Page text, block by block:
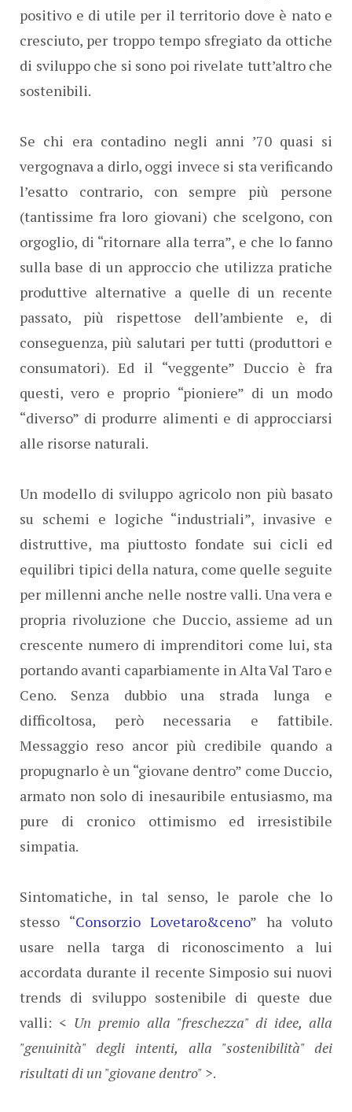
positivo e di utile per il territorio dove è nato e
cresciuto, per troppo tempo sfregiato da ottiche
di sviluppo che si sono poi rivelate tutt’altro che
sostenibili.
Se chi era contadino negli anni ’70 quasi si
vergognava a dirlo, oggi invece si sta verificando
l’esatto contrario, con sempre più persone
(tantissime fra loro giovani) che scelgono, con
orgoglio, di “ritornare alla terra”, e che lo fanno
sulla base di un approccio che utilizza pratiche
produttive alternative a quelle di un recente
passato, più rispettose dell’ambiente e, di
conseguenza, più salutari per tutti (produttori e
consumatori). Ed il “veggente” Duccio è fra
questi, vero e proprio “pioniere” di un modo
“diverso” di produrre alimenti e di approcciarsi
alle risorse naturali.
Un modello di sviluppo agricolo non più basato
su schemi e logiche “industriali”, invasive e
distruttive, ma piuttosto fondate sui cicli ed
equilibri tipici della natura, come quelle seguite
per millenni anche nelle nostre valli. Una vera e
propria rivoluzione che Duccio, assieme ad un
crescente numero di imprenditori come lui, sta
portando avanti caparbiamente in Alta Val Taro e
Ceno. Senza dubbio una strada lunga e
difficoltosa, però necessaria e fattibile.
Messaggio reso ancor più credibile quando a
propugnarlo è un “giovane dentro” come Duccio,
armato non solo di inesauribile entusiasmo, ma
pure di cronico ottimismo ed irresistibile
simpatia.
Sintomatiche, in tal senso, le parole che lo
stesso “Consorzio Lovetaro&ceno” ha voluto
usare nella targa di riconoscimento a lui
accordata durante il recente Simposio sui nuovi
trends di sviluppo sostenibile di queste due
valli: < Un premio alla "freschezza" di idee, alla
"genuinità" degli intenti, alla "sostenibilità" dei
risultati di un "giovane dentro" >.